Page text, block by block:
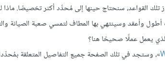
القواعد، سنحتاج حينها إلى مُحدِّد أكثر تخصيصًا. ماذا
وأعقد وسينتهي بها المطاف لتمسي صعبة الصيانة
يعمل عملًا صحيحًا هنا؟